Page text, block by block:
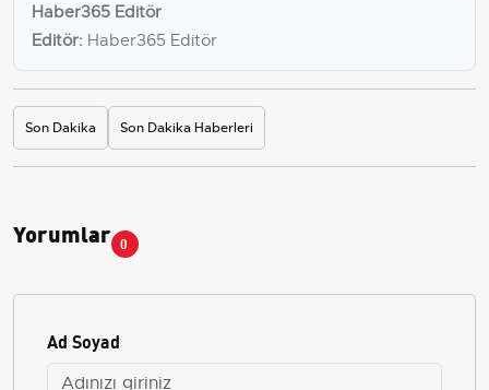
Haber365 Editör
Editör: Haber365 Editör
Son Dakika Son Dakika Haberleri
Yorumlar 0
Ad Soyad